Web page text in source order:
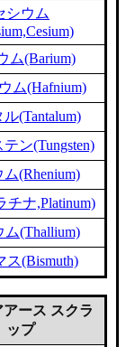
シウム
ム(Barium)
ム(Hafnium)
(Tantalum)
ン(Tungsten)
ム(Rhenium)
チナ,Platinum)
ム(Thallium)
ス(Bismuth)
アース スクラ
ップ